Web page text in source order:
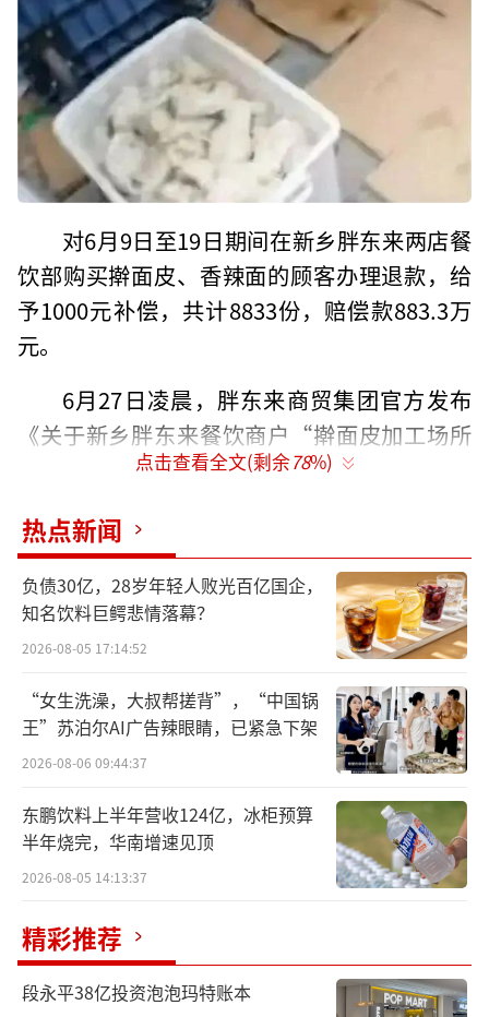
对6月9日至19日期间在新乡胖东来两店餐
饮部购买擀面皮、香辣面的顾客办理退款，给
予1000元补偿，共计8833份，赔偿款883.3万
元。
6月27日凌晨，胖东来商贸集团官方发布
《关于新乡胖东来餐饮商户“擀面皮加工场所
卫生环境差”的调查报告》，对于帮助其发现
元现金奖励；对所有于2024年6月9日至2024年
6月19日期间在新乡胖东来两店餐饮部购买擀面
皮、香辣面的顾客办理退款，给予1000元补
偿，共计8833份，赔偿款883.3万元。
管理方面，公告显示，胖东来对相关工作
人员予以辞退、免职、取消年终福利，并要求
新乡胖东来擀面皮商户即日起停止营业，并解
除合同终止合作，限期撤柜。
对此，有网友评论表示，胖东来，不愧是
你！
点击查看全文(剩余78%)
热点新闻
负债30亿，28岁年轻人败光百亿国企，
知名饮料巨鳄悲情落幕？
2026-08-05 17:14:52
“女生洗澡，大叔帮搓背”，“中国锅
王”苏泊尔AI广告辣眼睛，已紧急下架
2026-08-06 09:44:37
东鹏饮料上半年营收124亿，冰柜预算
半年烧完，华南增速见顶
2026-08-05 14:13:37
精彩推荐
段永平38亿投资泡泡玛特账本